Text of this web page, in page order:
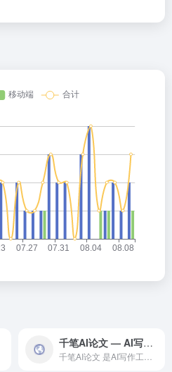
千笔AI论文 — AI写作工具领域的专业 AI 工具